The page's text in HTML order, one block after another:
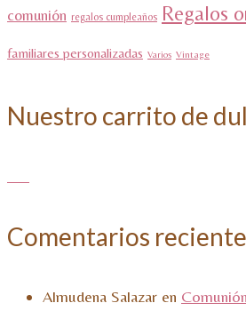
comunión regalos cumpleaños Regalos
familiares personalizadas Varios Vintage
Nuestro carrito de
Comentarios
Almudena Salazar en